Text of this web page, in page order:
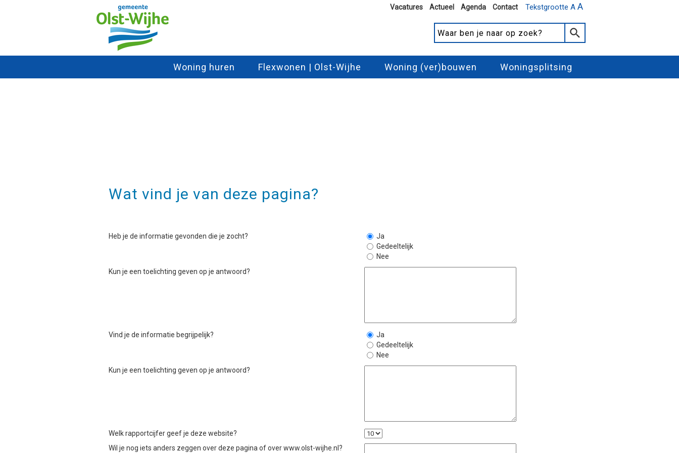
Tekstgrootte A A
Vacatures Actueel Agenda Contact
Woning huren Flexwonen | Olst-Wijhe Woning (ver)bouwen Woningsplitsing
Wat vind je van deze pagina?
Heb je de informatie gevonden die je zocht?
Ja
Gedeeltelijk
Nee
Kun je een toelichting geven op je antwoord?
Vind je de informatie begrijpelijk?
Ja
Gedeeltelijk
Nee
Kun je een toelichting geven op je antwoord?
Welk rapportcijfer geef je deze website?
Wil je nog iets anders zeggen over deze pagina of over www.olst-wijhe.nl?